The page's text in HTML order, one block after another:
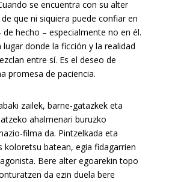
se encuentra con su alter
que ni siquiera puede confiar en
hecho – especialmente no en él.
lugar donde la ficción y la realidad
entre sí. Es el deseo de
promesa de paciencia.
zailek, barne-gatazkek eta
ahalmenari buruzko
filma da. Pintzelkada eta
koloretsu batean, egia fidagarrien
Bere alter egoarekin topo
da ezin duela bere